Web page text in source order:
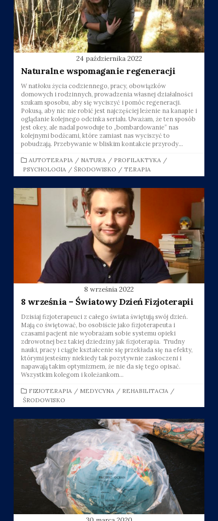
24 października 2022
Naturalne wspomaganie regeneracji
W natłoku życia codziennego, pracy, obowiązków
domowych i rodzinnych, prowadzenia własnej działalności
szukam sposobu, aby się wyciszyć i pomóc regeneracji.
Pokusą, aby nic nie robić jest najczęściej leżenie na kanapie i
oglądanie kolejnego odcinka serialu. Uważam, że ten sposób
jest okey, ale nadal powoduje to „bombardowanie” nas
kolejnymi bodźcami, które zamiast nas wyciszyć to
pobudzają. Przebywanie w bliskim kontakcie przyrody...
CATEGORIES
AUTOTERAPIA / NATURA / PROFILAKTYKA /
PSYCHOLOGIA / ŚRODOWISKO / TERAPIA
8 września 2022
8 września – Światowy Dzień Fizjoterapii
Dzisiaj fizjoterapeuci z całego świata świętują swój dzień.
Mają co świętować, bo osobiście jako fizjoterapeuta i
czasami pacjent nie wyobrażam sobie systemu opieki
zdrowotnej bez takiej dziedziny jak fizjoterapia. Trudny
nauki, pracy i ciągłe kształcenie się przekłada się na efekty,
którymi jesteśmy niekiedy tak pozytywnie zaskoczeni i
napawają takim optymizmem, że nie da się tego opisać.
Wszystkim kolegom i koleżankom...
CATEGORIES
FIZJOTERAPIA / MEDYCYNA / REHABILITACJA /
ŚRODOWISKO